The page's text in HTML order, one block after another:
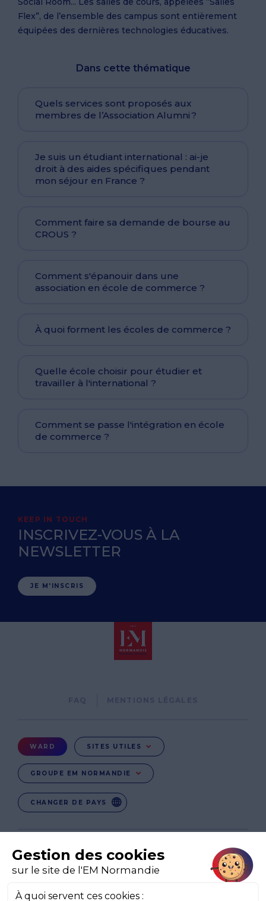
Flex”, de l’ensemble des campus sont entièrement
équipées des dernières technologies éducatives.
Dans cette thématique
Quels services sont proposés aux
membres de l’Association Alumni ?
Je suis un étudiant international : ai-je
droit à des aides spécifiques pendant
mon séjour en France ?
Comment faire sa demande de bourse au
CROUS ?
Comment s'épanouir dans une
association en école de commerce ?
À quoi forment les écoles de commerce ?
Quelle école choisir pour étudier et
travailler à l'international ?
Comment se passe l'intégration en école
de commerce ?
KEEP IN TOUCH
INSCRIVEZ-VOUS À LA
NEWSLETTER
JE M'INSCRIS
Menu
Ward
WARD SITES UTILES
GROUPE EM NORMANDIE
CHANGER DE PAYS
EN-IE
CO-UK